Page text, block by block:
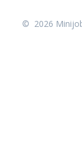
© 2026